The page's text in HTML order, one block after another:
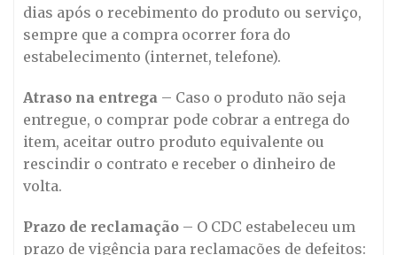
dias após o recebimento do produto ou serviço,
sempre que a compra ocorrer fora do
estabelecimento (internet, telefone).
Atraso na entrega – Caso o produto não seja
entregue, o comprar pode cobrar a entrega do
item, aceitar outro produto equivalente ou
rescindir o contrato e receber o dinheiro de
volta.
Prazo de reclamação – O CDC estabeleceu um
prazo de vigência para reclamações de defeitos: